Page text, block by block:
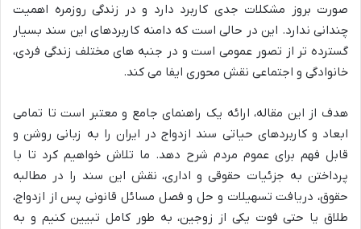
صورت بروز مشکلات جدی کاربرد دارد و در زندگی روزمره اهمیت
چندانی ندارد. این در حالی است که دامنه کاربردهای این سند بسیار
گسترده تر از تصور عمومی است و در جنبه های مختلف زندگی فردی،
خانوادگی و اجتماعی نقش محوری ایفا می کند.
هدف از این مقاله، ارائه یک راهنمای جامع و معتبر است تا تمامی
ابعاد و کاربردهای حیاتی سند ازدواج در ایران را به زبانی روشن و
قابل فهم برای عموم مردم شرح دهد. ما تلاش خواهیم کرد تا با
پرداختن به جزئیات حقوقی و اداری، نقش این سند را در مطالبه
حقوق، دریافت تسهیلات و حل و فصل مسائل قانونی پس از ازدواج،
طلاق یا حتی فوت یکی از زوجین، به طور کامل تبیین کنیم و به